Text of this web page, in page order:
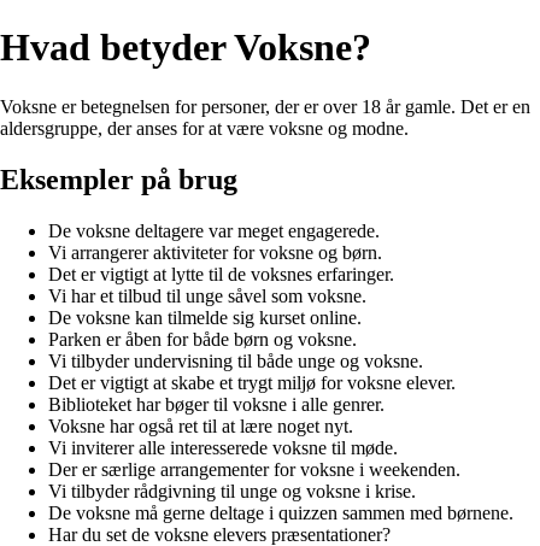
Hvad betyder Voksne?
Voksne er betegnelsen for personer, der er over 18 år gamle. Det er en
aldersgruppe, der anses for at være voksne og modne.
Eksempler på brug
De voksne deltagere var meget engagerede.
Vi arrangerer aktiviteter for voksne og børn.
Det er vigtigt at lytte til de voksnes erfaringer.
Vi har et tilbud til unge såvel som voksne.
De voksne kan tilmelde sig kurset online.
Parken er åben for både børn og voksne.
Vi tilbyder undervisning til både unge og voksne.
Det er vigtigt at skabe et trygt miljø for voksne elever.
Biblioteket har bøger til voksne i alle genrer.
Voksne har også ret til at lære noget nyt.
Vi inviterer alle interesserede voksne til møde.
Der er særlige arrangementer for voksne i weekenden.
Vi tilbyder rådgivning til unge og voksne i krise.
De voksne må gerne deltage i quizzen sammen med børnene.
Har du set de voksne elevers præsentationer?